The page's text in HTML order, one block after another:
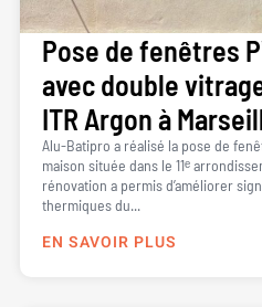
Pose de fenêtres
avec double
ITR Argon à
Alu-Batipro a réalisé la pose de
maison située dans le 11ᵉ
rénovation a permis d’améliorer
thermiques du...
EN SAVOIR PLUS